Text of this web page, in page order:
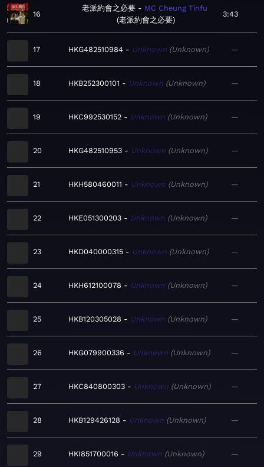
16
老派約會之必要
MC Cheung Tinfu
老派約會之必要
3:43
17 HKG482510984 Unknown Unknown —
18 HKB252300101 Unknown Unknown —
19 HKC992530152 Unknown Unknown —
20 HKG482510953 Unknown Unknown —
21 HKH580460011 Unknown Unknown —
22 HKE051300203 Unknown Unknown —
23 HKD040000315 Unknown Unknown —
24 HKH612100078 Unknown Unknown —
25 HKB120305028 Unknown Unknown —
26 HKG079900336 Unknown Unknown —
27 HKC840800303 Unknown Unknown —
28 HKB129426128 Unknown Unknown —
29 HKI851700016 Unknown Unknown —